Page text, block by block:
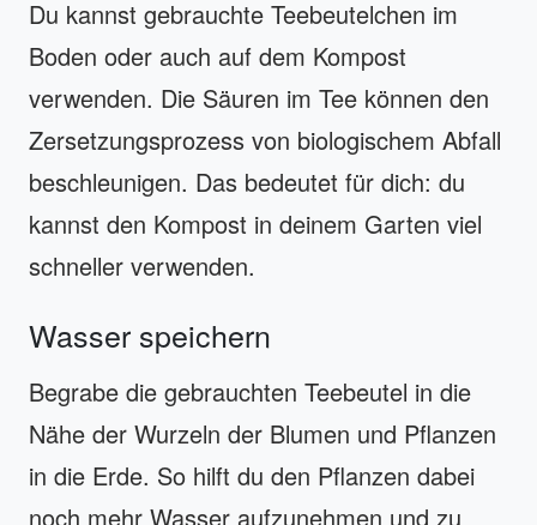
Du kannst gebrauchte Teebeutelchen im
Boden oder auch auf dem Kompost
verwenden. Die Säuren im Tee können den
Zersetzungsprozess von biologischem Abfall
beschleunigen. Das bedeutet für dich: du
kannst den Kompost in deinem Garten viel
schneller verwenden.
Wasser speichern
Begrabe die gebrauchten Teebeutel in die
Nähe der Wurzeln der Blumen und Pflanzen
in die Erde. So hilft du den Pflanzen dabei
noch mehr Wasser aufzunehmen und zu